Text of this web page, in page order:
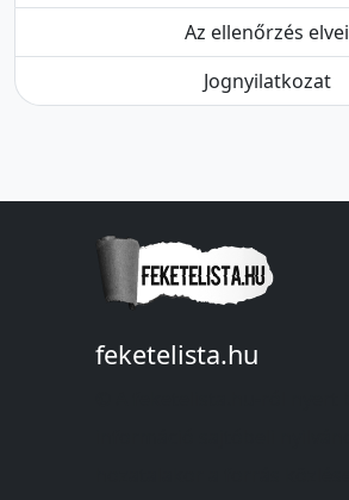
Az ellenőrzés elvei
Jognyilatkozat
feketelista.hu